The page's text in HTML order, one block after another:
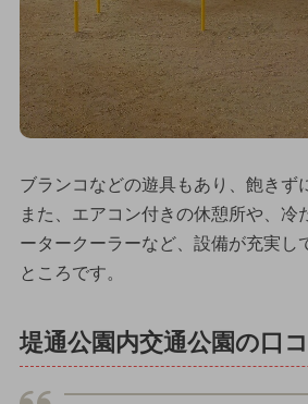
ブランコなどの遊具もあり、飽きず
また、エアコン付きの休憩所や、冷
ータークーラーなど、設備が充実し
ところです。
堤通公園内交通公園の口